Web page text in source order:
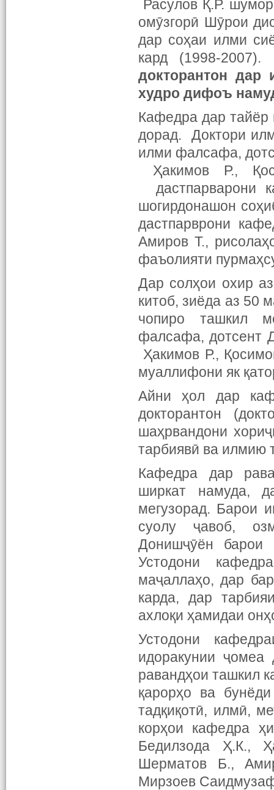
Расулов Қ.Р.
омӯзгорӣ Шӯрои
дар соҳаи илми
кард (1998-
докторантон дар
худро дифоъ
Кафедра дар тайёр
дорад. Доктори
илми фалсафа,
Ҳакимов Р.,
дастпарварони
шогирдонашон
дастпарврони
Амиров Т.,
фаъолияти
Дар солҳои охир
китоб, зиёда аз 50
чопиро ташкил
фалсафа, дотсент
Ҳакимов Р.,
муаллифони як
Айни ҳол дар
докторантон
шаҳрвандони
тарбиявӣ ва илмию
Кафедра дар
ширкат намуда,
мегузорад. Барои
суолу ҷавоб,
Донишҷӯён барои
Устодони
маҷаллаҳо, дар
карда, дар
ахлоқи ҳамидаи
Устодони
идоракунии ҷомеа
равандҳои ташкил
қарорҳо ва
тадқиқотӣ, илмӣ,
корҳои кафедра
Бедилзода Ҳ.К.,
Шерматов Б.,
Мирзоев